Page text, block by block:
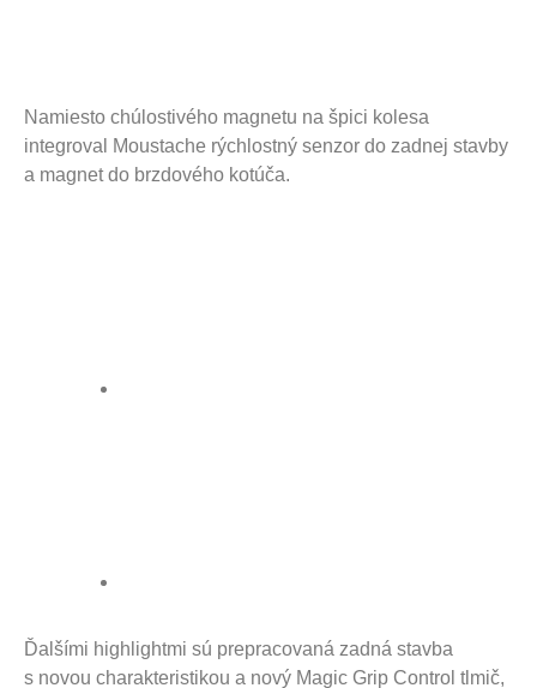
Namiesto chúlostivého magnetu na špici kolesa
integroval Moustache rýchlostný senzor do zadnej stavby
a magnet do brzdového kotúča.
Ďalšími highlightmi sú prepracovaná zadná stavba
s novou charakteristikou a nový Magic Grip Control tlmič,